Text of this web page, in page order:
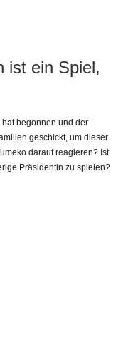
ist ein Spiel,
begonnen und der
geschickt, um dieser
darauf reagieren? Ist
Präsidentin zu spielen?